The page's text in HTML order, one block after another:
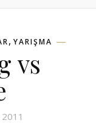
, YARIŞMA
vs